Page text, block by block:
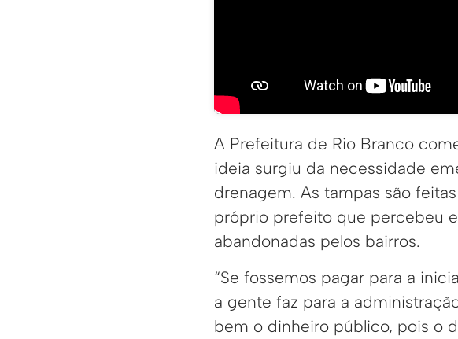
A Prefeitura de Rio Branco
ideia surgiu da necessidade
drenagem. As tampas são
próprio prefeito que percebeu
abandonadas pelos bairros.
“Se fossemos pagar para a
a gente faz para a
bem o dinheiro público, pois o